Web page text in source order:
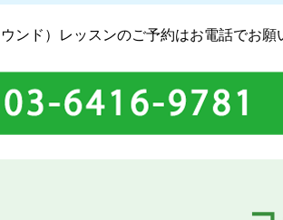
ンド）レッスンのご予約はお電話でお願